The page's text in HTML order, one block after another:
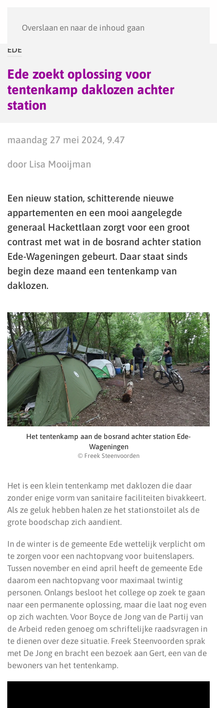
Overslaan en naar de inhoud gaan
EDE
Ede zoekt oplossing voor
tentenkamp daklozen achter
station
maandag 27 mei 2024, 9.47
door Lisa Mooijman
Een nieuw station, schitterende nieuwe
appartementen en een mooi aangelegde
generaal Hackettlaan zorgt voor een groot
contrast met wat in de bosrand achter station
Ede-Wageningen gebeurt. Daar staat sinds
begin deze maand een tentenkamp van
daklozen.
Het tentenkamp aan de bosrand achter station Ede-
Wageningen
© Freek Steenvoorden
Het is een klein tentenkamp met daklozen die daar
zonder enige vorm van sanitaire faciliteiten bivakkeert.
Als ze geluk hebben halen ze het stationstoilet als de
grote boodschap zich aandient.
In de winter is de gemeente Ede wettelijk verplicht om
te zorgen voor een nachtopvang voor buitenslapers.
Tussen november en eind april heeft de gemeente Ede
daarom een nachtopvang voor maximaal twintig
personen. Onlangs besloot het college op zoek te gaan
naar een permanente oplossing, maar die laat nog even
op zich wachten. Voor Boyce de Jong van de Partij van
de Arbeid reden genoeg om schriftelijke raadsvragen in
te dienen over deze situatie. Freek Steenvoorden sprak
met De Jong en bracht een bezoek aan Gert, een van de
bewoners van het tentenkamp.